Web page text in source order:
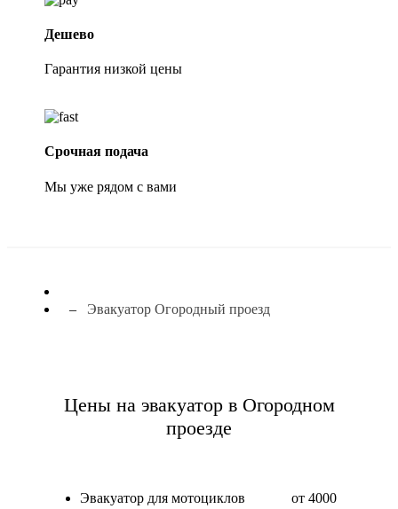
Дешево
Гарантия низкой цены
Срочная подача
Мы уже рядом с вами
Эвакуатор Огородный проезд
Цены на эвакуатор в Огородном
проезде
Эвакуатор для мотоциклов
от 4000